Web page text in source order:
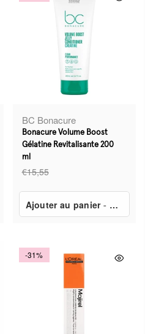
BC Bonacure
Bonacure Volume Boost
Gélatine Revitalisante 200
ml
€15,55
Ajouter au panier- €6,95
-31%